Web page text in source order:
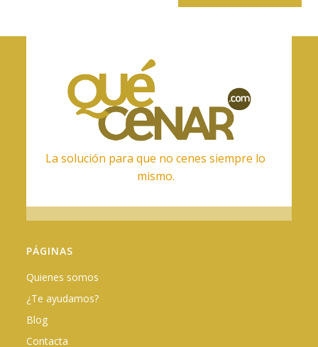
La solución para que no cenes siempre lo
mismo.
PÁGINAS
Quienes somos
¿Te ayudamos?
Blog
Contacta